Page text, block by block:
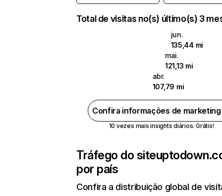
Total de visitas no(s) último(s) 3
jun.
135,44 mi
mai.
121,13 mi
abr.
107,79 mi
Confira informações de
10 vezes mais insights diários. Grátis!
Tráfego do site
por país
Confira a distribuição global de